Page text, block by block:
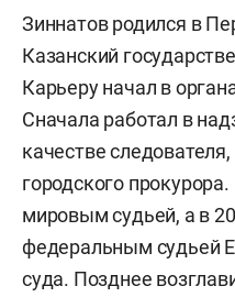
Зиннатов родился в
Казанский
Карьеру начал в
Сначала работал в
качестве
городского
мировым судьей, а в
федеральным судьей
суда. Позднее